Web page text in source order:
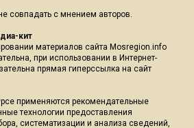
совпадать с мнением авторов.
кит
материалов сайта Mosregion.info
при использовании в Интернет-
прямая гиперссылка на сайт
применяются рекомендательные
технологии предоставления
систематизации и анализа сведений,